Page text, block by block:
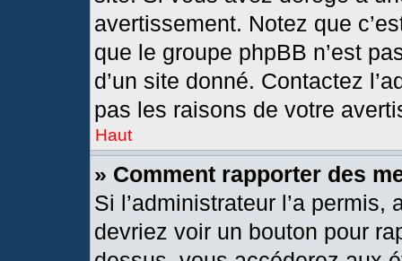
avertissement. Notez que
que le groupe phpBB n’est
d’un site donné. Contactez
pas les raisons de votre
Haut
» Comment rapporter des
Si l’administrateur l’a
devriez voir un bouton pour